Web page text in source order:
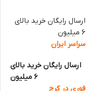
ارسال رایگان خرید بالای
6 میلیون
سراسر ایران
ارسال رایگان خرید بالای
6 میلیون
فوری در کرج